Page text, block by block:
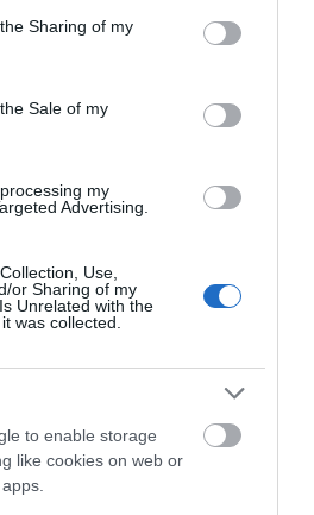
usage behaviour. You may click to
and its third-party tags to
purposes in below Google
Sharing of my
Sale of my
my
Advertising.
Use,
or Sharing of my
Unrelated with the
was collected.
to enable storage
like cookies on web or
–
Μεγάλη
έως τις
στη
και
Ποια έρευνά του
πρωταγωνιστεί